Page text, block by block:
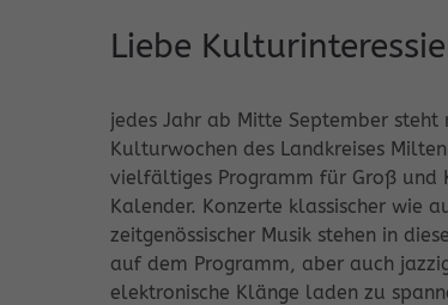
Liebe
jedes Jahr ab Mitte September steht
Kulturwochen des Landkreises
vielfältiges Programm für Groß und
Kalender. Konzerte klassischer wie
zeitgenössischer Musik stehen in
auf dem Programm, aber auch
elektronische Klänge laden zu